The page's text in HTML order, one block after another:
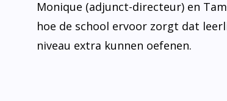
hoe de school ervoor zorgt dat
niveau extra kunnen oefenen.